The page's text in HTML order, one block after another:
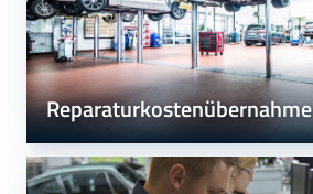
Reparaturkostenübernahme